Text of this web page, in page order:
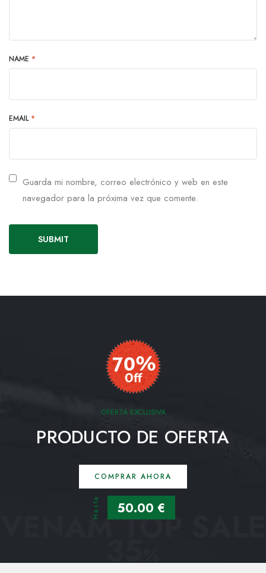
NAME *
EMAIL *
Guarda mi nombre, correo electrónico y web en este
navegador para la próxima vez que comente.
OFERTA EXCLUSIVA
PRODUCTO DE OFERTA
COMPRAR AHORA
Hasta 50.00 €
VENAM TOP SALE
35